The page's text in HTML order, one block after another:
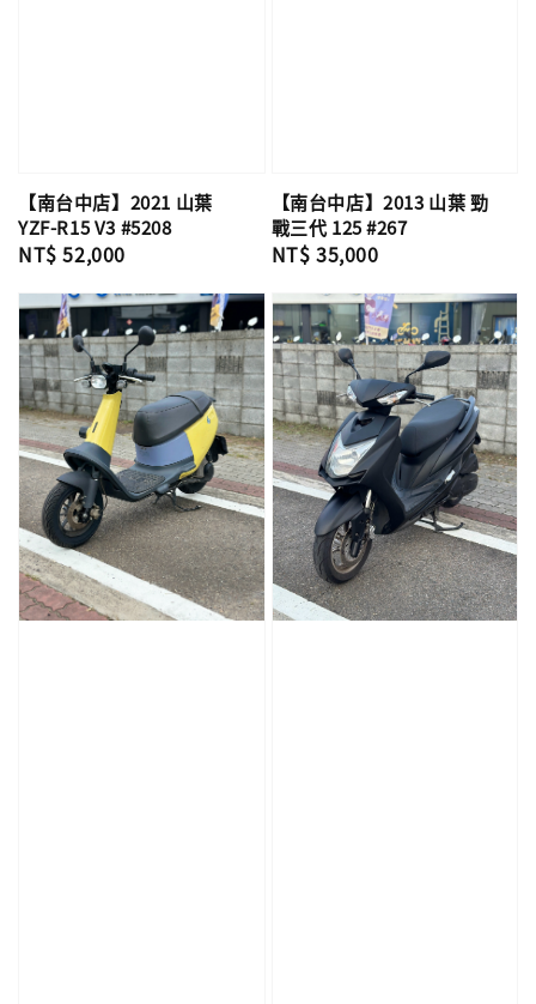
【南台中店】2021 山葉
YZF-R15 V3 #5208
Regular
NT$ 52,000
【南台中店】2013 山葉 勁
戰三代 125 #267
Regular
NT$ 35,000